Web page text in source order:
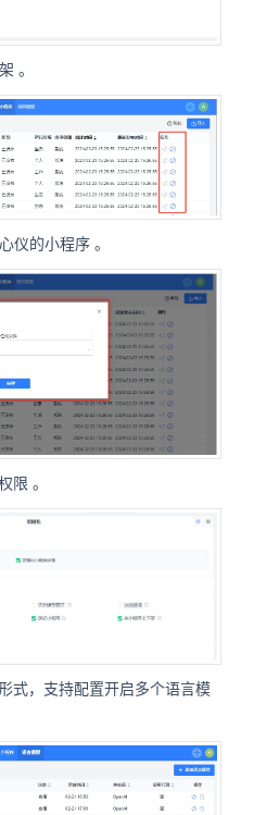
。
仪的小程序 。
限 。
式，支持配置开启多个语言模